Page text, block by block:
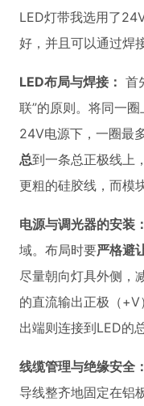
LED灯带我选用了
好，并且可以通过焊
LED布局与焊接： 首
联”的原则。将同一
24V电源下，一圈最
总到一条总正极线上，
更粗的硅胶线，而模
电源与调光器的安装：
域。布局时要严格避
尽量朝向灯具外侧，
的直流输出正极（
出端则连接到LED的
线缆管理与绝缘安全：
导线整齐地固定在铝